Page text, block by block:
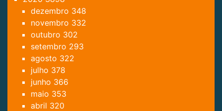
dezembro 348
novembro 332
outubro 302
setembro 293
agosto 322
julho 378
junho 366
maio 353
abril 320